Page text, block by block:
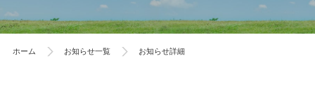
ホーム お知らせ一覧 お知らせ詳細